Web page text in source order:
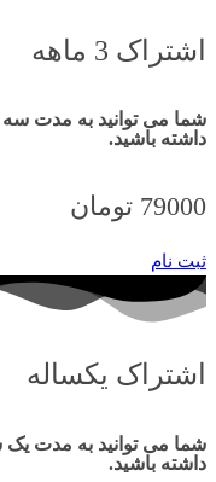
اشتراک 3 ماهه
شما می توانید به مدت
داشته باشید.
79000 تومان
ثبت نام
اشتراک یکساله
شما می توانید به مدت
داشته باشید.